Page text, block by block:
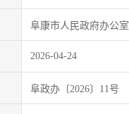
阜康市人民政府办公室
2026-04-24
阜政办〔2026〕11号